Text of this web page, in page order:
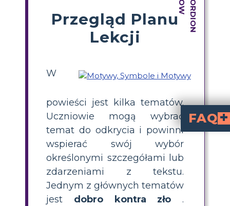
Przegląd Planu
Lekcji
W
powieści jest kilka tematów.
Uczniowie mogą wybrać
temat do odkrycia i powinni
wspierać swój wybór
określonymi szczegółami lub
zdarzeniami z tekstu.
Jednym z głównych tematów
jest dobro kontra zło .
FAQ